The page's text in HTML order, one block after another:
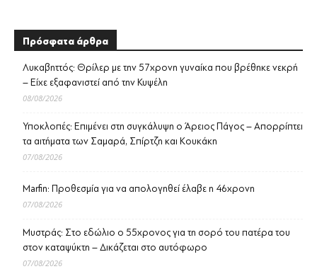
Πρόσφατα άρθρα
Λυκαβηττός: Θρίλερ με την 57χρονη γυναίκα που βρέθηκε νεκρή
– Είχε εξαφανιστεί από την Κυψέλη
08/08/2026
Υποκλοπές: Επιμένει στη συγκάλυψη ο Άρειος Πάγος – Απορρίπτει
τα αιτήματα των Σαμαρά, Σπίρτζη και Κουκάκη
07/08/2026
Marfin: Προθεσμία για να απολογηθεί έλαβε η 46χρονη
07/08/2026
Μυστράς: Στο εδώλιο ο 55χρονος για τη σορό του πατέρα του
στον καταψύκτη – Δικάζεται στο αυτόφωρο
07/08/2026